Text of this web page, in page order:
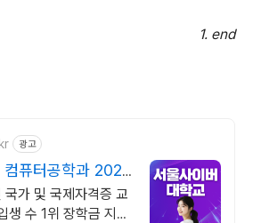
1. end
광고
컴퓨터공학과 2026
가 및 국제자격증 교
생 수 1위 장학금 지급